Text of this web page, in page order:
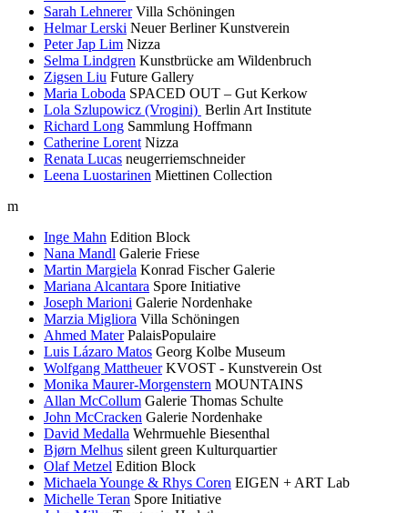
Sarah Lehnerer Villa Schöningen
Helmar Lerski Neuer Berliner Kunstverein
Peter Jap Lim Nizza
Selma Lindgren Kunstbrücke am Wildenbruch
Zigsen Liu Future Gallery
Maria Loboda SPACED OUT – Gut Kerkow
Lola Szlupowicz (Vrogini) Berlin Art Institute
Richard Long Sammlung Hoffmann
Catherine Lorent Nizza
Renata Lucas neugerriemschneider
Leena Luostarinen Miettinen Collection
m
Inge Mahn Edition Block
Nana Mandl Galerie Friese
Martin Margiela Konrad Fischer Galerie
Mariana Alcantara Spore Initiative
Joseph Marioni Galerie Nordenhake
Marzia Migliora Villa Schöningen
Ahmed Mater PalaisPopulaire
Luis Lázaro Matos Georg Kolbe Museum
Wolfgang Mattheuer KVOST - Kunstverein Ost
Monika Maurer-Morgenstern MOUNTAINS
Allan McCollum Galerie Thomas Schulte
John McCracken Galerie Nordenhake
David Medalla Wehrmuehle Biesenthal
Bjørn Melhus silent green Kulturquartier
Olaf Metzel Edition Block
Michaela Younge & Rhys Coren EIGEN + ART Lab
Michelle Teran Spore Initiative